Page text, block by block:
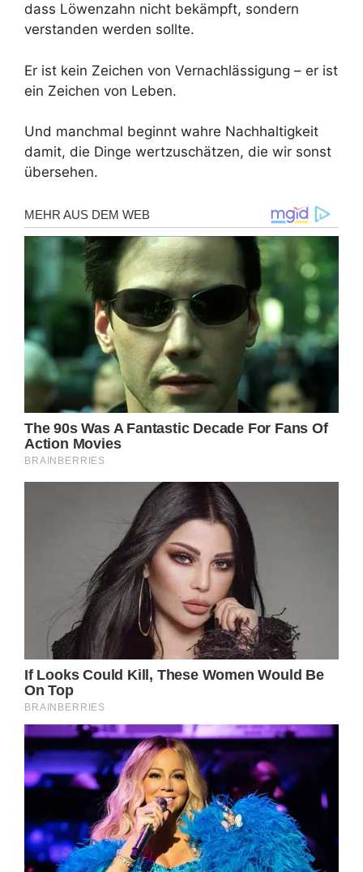
dass Löwenzahn nicht bekämpft, sondern
verstanden werden sollte.
Er ist kein Zeichen von Vernachlässigung – er ist
ein Zeichen von Leben.
Und manchmal beginnt wahre Nachhaltigkeit
damit, die Dinge wertzuschätzen, die wir sonst
übersehen.